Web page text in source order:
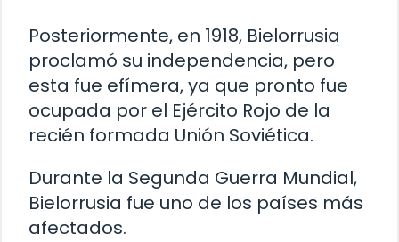
Posteriormente, en 1918, Bielorrusia
proclamó su independencia, pero
esta fue efímera, ya que pronto fue
ocupada por el Ejército Rojo de la
recién formada Unión Soviética.
Durante la Segunda Guerra Mundial,
Bielorrusia fue uno de los países más
afectados.